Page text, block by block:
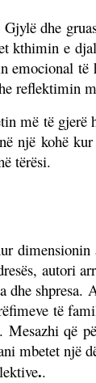
dhe
kthimin e
reflektimin
më të
një kohë
tërësi.
autori
të
një
..